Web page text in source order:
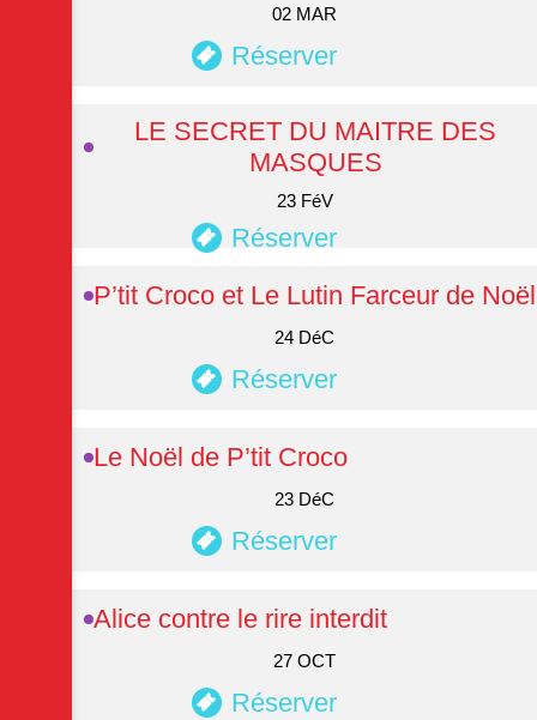
02 MAR
Réserver
23 FéV
LE SECRET DU MAITRE DES
MASQUES
Réserver
24 DéC
P’tit Croco et Le Lutin Farceur de Noël
Réserver
23 DéC
Le Noël de P’tit Croco
Réserver
27 OCT
Alice contre le rire interdit
Réserver